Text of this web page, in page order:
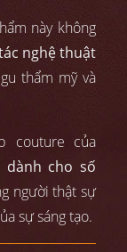
này không
nghệ thuật
thẩm mỹ và
couture của
dành cho số
người thật sự
sự sáng tạo.